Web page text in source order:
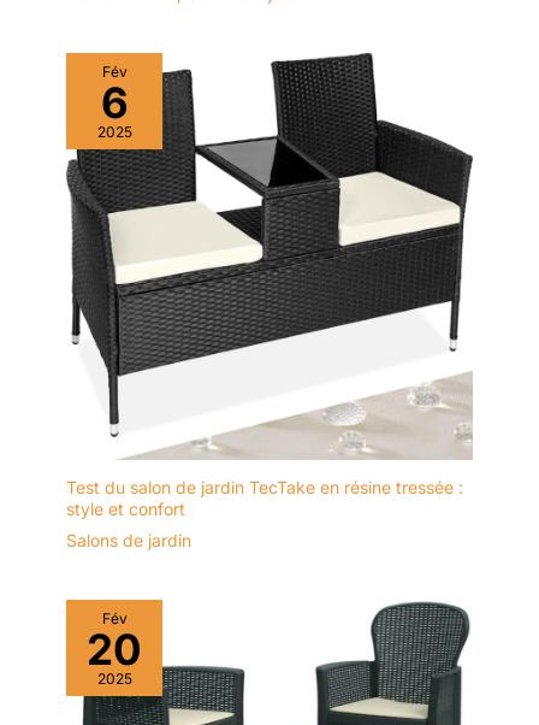
Fév
6
2025
Test du salon de jardin TecTake en résine tressée :
style et confort
Salons de jardin
Fév
20
2025